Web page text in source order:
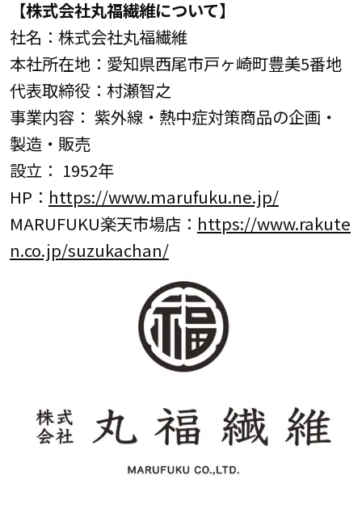
【株式会社丸福繊維について】
社名：株式会社丸福繊維
本社所在地：愛知県西尾市戸ヶ崎町豊美5番地
代表取締役：村瀬智之
事業内容： 紫外線・熱中症対策商品の企画・
製造・販売
設立： 1952年
HP： https://www.marufuku.ne.jp/
MARUFUKU楽天市場店： https://www.rakute
n.co.jp/suzukachan/